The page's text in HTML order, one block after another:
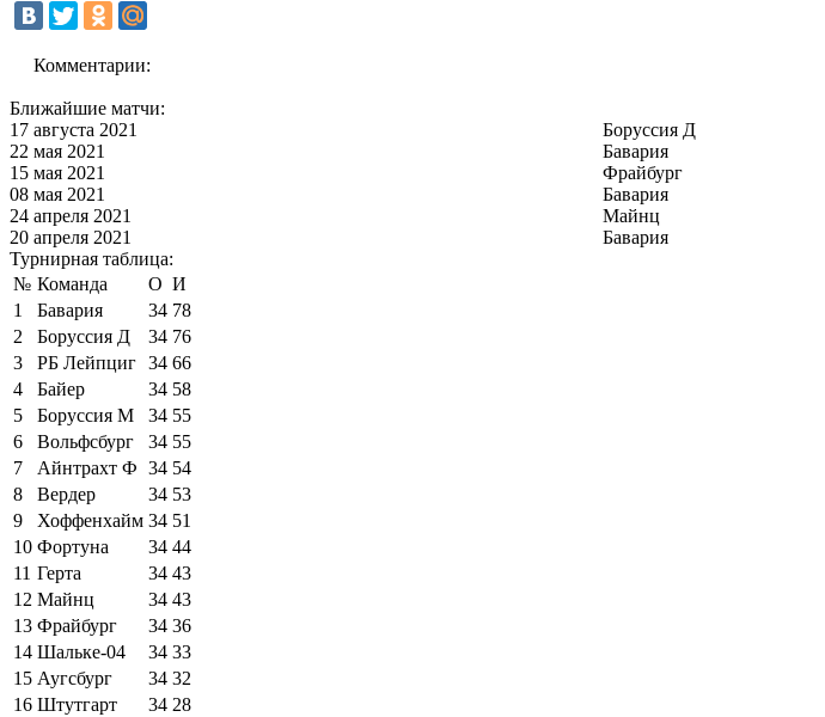
Комментарии:
Ближайшие матчи:
17 августа 2021
Боруссия Д
22 мая 2021
Бавария
15 мая 2021
Фрайбург
08 мая 2021
Бавария
24 апреля 2021
Майнц
20 апреля 2021
Бавария
Турнирная таблица:
№ Команда О И
1
Бавария 34 78
2
Боруссия Д 34 76
3
РБ Лейпциг 34 66
4
Байер 34 58
5
Боруссия М 34 55
6
Вольфсбург 34 55
7
Айнтрахт Ф 34 54
8
Вердер 34 53
9
Хоффенхайм 34 51
10 Фортуна 34 44
11 Герта 34 43
12 Майнц 34 43
13 Фрайбург 34 36
14 Шальке-04 34 33
15 Аугсбург 34 32
16 Штутгарт 34 28